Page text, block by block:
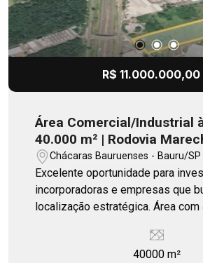
R$ 11.000.000,00
Área Comercial/Industrial
40.000 m² | Rodovia
Bauru/SP
Chácaras Bauruenses - Bauru/SP
Excelente oportunidade para
incorporadoras e empresas que
localização estratégica. Área com 40.000 m²,
barracões industriais, centros de
empreendimentos comerciais e
40000 m²